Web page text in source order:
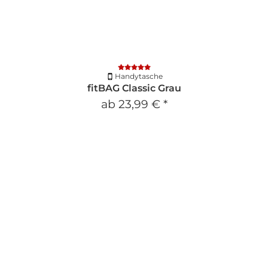
Handytasche
fitBAG Classic Grau
ab 23,99 € *